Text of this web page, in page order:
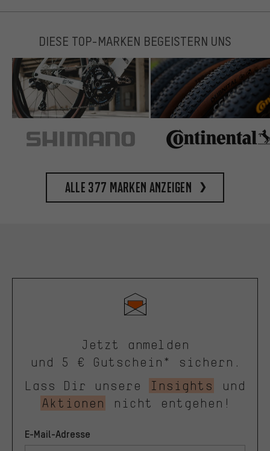
DIESE TOP-MARKEN BEGEISTERN UNS
Alle 377 Marken anzeigen
Jetzt anmelden
und 5 € Gutschein* sichern.
Lass Dir unsere
Insights
und
Aktionen
nicht entgehen!
E-Mail-Adresse